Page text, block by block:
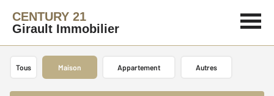
CENTURY 21
Girault Immobilier
Tous Maison Appartement Autres